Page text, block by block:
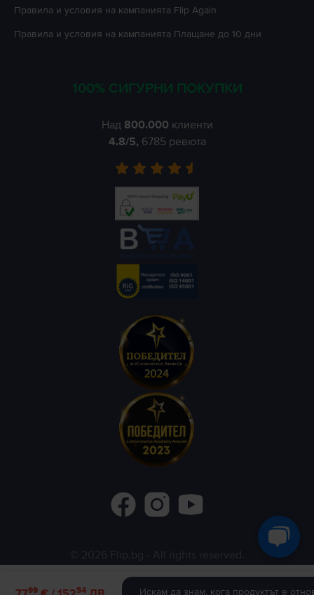
99 54 Искам да знам, кога продуктът е
Правила и условия на кампанията Flip Again
Правила и условия на кампанията Плащане до 10 дни
100% СИГУРНИ ПОКУПКИ
Над 800.000 клиенти
4.8/5, 6785 ревюта